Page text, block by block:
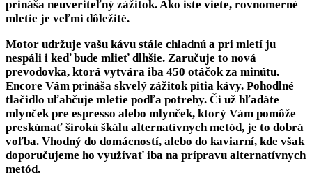
prináša neuveriteľný zážitok. Ako iste viete, rovnomerné
mletie je veľmi dôležité.
Motor udržuje vašu kávu stále chladnú a pri mletí ju
nespáli i keď bude mlieť dlhšie. Zaručuje to nová
prevodovka, ktorá vytvára iba 450 otáčok za minútu.
Encore Vám prináša skvelý zážitok pitia kávy. Pohodlné
tlačidlo uľahčuje mletie podľa potreby. Či už hľadáte
mlynček pre espresso alebo mlynček, ktorý Vám pomôže
preskúmať širokú škálu alternatívnych metód, je to dobrá
voľba. Vhodný do domácností, alebo do kaviarní, kde však
doporučujeme ho využívať iba na prípravu alternatívnych
metód.